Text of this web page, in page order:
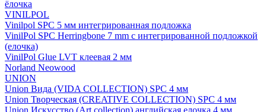
ёлочка
VINILPOL
Vinilpol SPC 5 мм интегрированная подложка
VinilPol SPC Herringbone 7 mm с интегрированной подложкой
(елочка)
VinilPol Glue LVT клеевая 2 мм
Norland Neowood
UNION
Union Вида (VIDA COLLECTION) SPC 4 мм
Union Творческая (CREATIVE COLLECTION) SPC 4 мм
Union Искусство (Art collection) английская елочка 4 мм